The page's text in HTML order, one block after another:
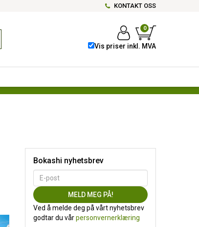
KONTAKT OSS
0
Vis priser inkl. MVA
Bokashi nyhetsbrev
Ved å melde deg på vårt nyhetsbrev
godtar du vårpersonvernerklæring